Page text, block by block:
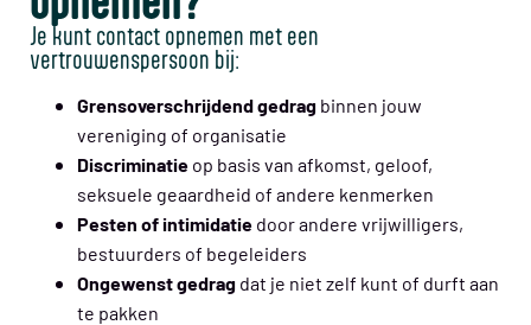
Je kunt contact opnemen met een
vertrouwenspersoon bij:
Grensoverschrijdend gedrag binnen jouw
vereniging of organisatie
Discriminatie op basis van afkomst, geloof,
seksuele geaardheid of andere kenmerken
Pesten of intimidatie door andere vrijwilligers,
bestuurders of begeleiders
Ongewenst gedrag dat je niet zelf kunt of durft aan
te pakken